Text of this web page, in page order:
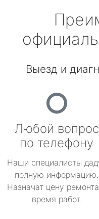
Выезд и
Любой вопрос
по телефону
Наши специалисты
полную информацию.
Назначат цену
время работ.